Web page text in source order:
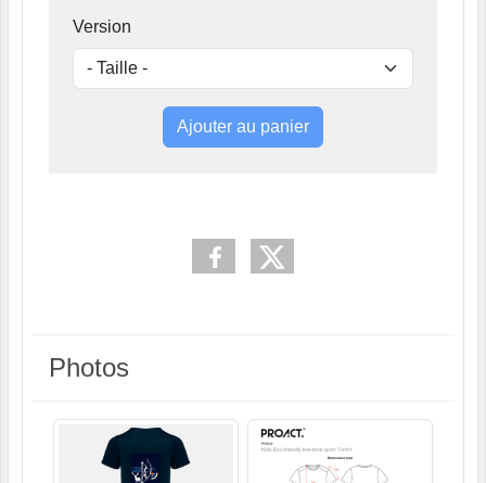
Version
Ajouter au panier
Photos